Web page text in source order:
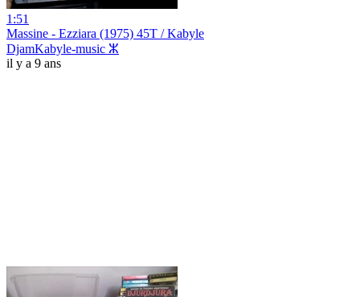
1:51
Massine - Ezziara (1975) 45T / Kabyle
DjamKabyle-music ⵣ
il y a 9 ans